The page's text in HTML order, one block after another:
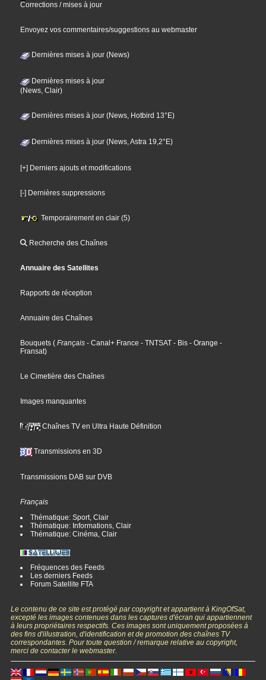
Corrections / mises à jour
Envoyez vos commentaires/suggestions au webmaster
Dernières mises à jour (News)
Dernières mises à jour
(News, Clair)
Dernières mises à jour (News, Hotbird 13°E)
Dernières mises à jour (News, Astra 19,2°E)
[+] Derniers ajouts et modifications
[-] Dernières suppressions
Temporairement en clair (5)
Recherche des Chaînes
Annuaire des Satellites
Rapports de réception
Annuaire des Chaînes
Bouquets ( Français - Canal+ France - TNTSAT - Bis - Orange -
Fransat)
Le Cimetière des Chaînes
Images manquantes
Chaînes TV en Ultra Haute Définition
Transmissions en 3D
Transmissions DAB sur DVB
Français
Thématique: Sport, Clair
Thématique: Informations, Clair
Thématique: Cinéma, Clair
Fréquences des Feeds
Les derniers Feeds
Forum Satellite FTA
Le contenu de ce site est protégé par copyright et appartient à KingOfSat,
excepté les images contenues dans les captures d'écran qui appartiennent
à leurs propriétaires respectifs. Ces images sont uniquement proposées à
des fins d'illustration, d'identification et de promotion des chaînes TV
correspondantes. Pour toute question / remarque relative au copyright,
merci de contacter le webmaster.